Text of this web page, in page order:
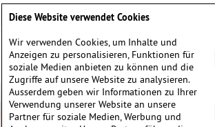
Diese Website verwendet Cookies
Wir verwenden Cookies, um Inhalte und
Anzeigen zu personalisieren, Funktionen für
soziale Medien anbieten zu können und die
Zugriffe auf unsere Website zu analysieren.
Ausserdem geben wir Informationen zu Ihrer
Verwendung unserer Website an unsere
Partner für soziale Medien, Werbung und